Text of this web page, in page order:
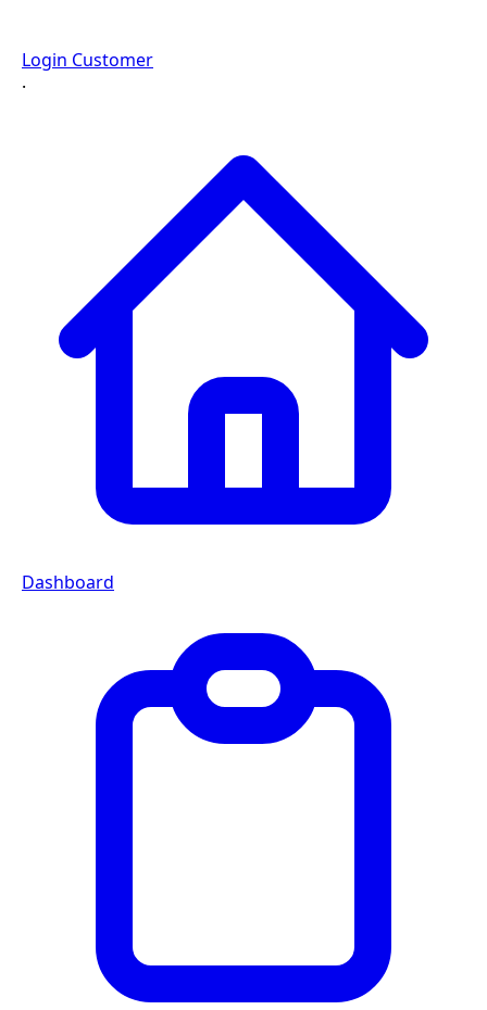
Login Customer
·
Dashboard